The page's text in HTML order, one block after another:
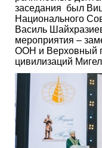
заседания был
Национального
Василь
мероприятия –
ООН и Верховный
цивилизаций